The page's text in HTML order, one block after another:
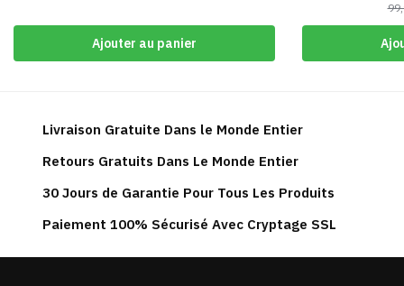
Ajouter au panier
Livraison Gratuite Dans le Monde Entier
Retours Gratuits Dans Le Monde Entier
30 Jours de Garantie Pour Tous Les Produits
Paiement 100% Sécurisé Avec Cryptage SSL